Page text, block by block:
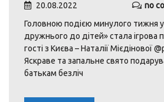
20.08.2022
no
Головною подією минулого тижня у
дружнього до дітей» стала ігрова
гості з Києва – Наталії Мієдінової
Яскраве та запальне свято
батькам безліч